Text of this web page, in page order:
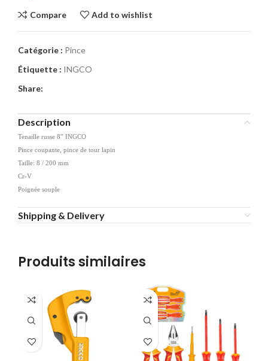
Compare Add to wishlist
Catégorie : Pince
Étiquette : INGCO
Share:
Description
Tenaille russe 8″ INGCO
Pince coupante, pince de tour lapin
Taille: 8 / 200 mm
Cr-V
Poignée souple
Shipping & Delivery
Produits similaires